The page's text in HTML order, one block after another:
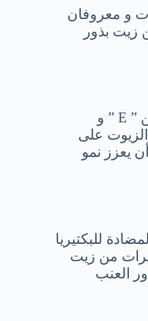
و معروفان
زيت بذور
زيت بذور العنب و زيت الزيتون غنيان بفيتامين ” E ” و
على
يعزز نمو
للبكتيريا
و الفطريات. فقط أضف 10 قطرات من زيت
زيت بذور العنب